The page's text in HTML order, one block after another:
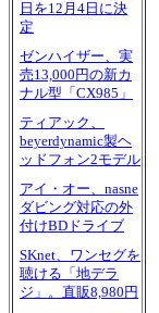
日を12月4日に決
定
ゼンハイザー、実
売13,000円の新カ
ナル型「CX985」
ティアック、
beyerdynamic製ヘ
ッドフォン2モデル
アイ・オー、nasne
ダビング対応の外
付けBDドライブ
SKnet、ワンセグを
聴ける「地デラ
ジ」。直販8,980円